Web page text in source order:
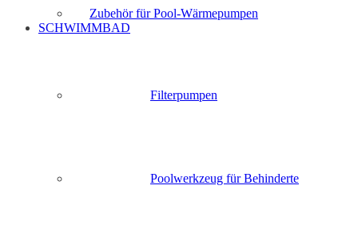
Zubehör für Pool-Wärmepumpen
SCHWIMMBAD
Filterpumpen
Poolwerkzeug für Behinderte